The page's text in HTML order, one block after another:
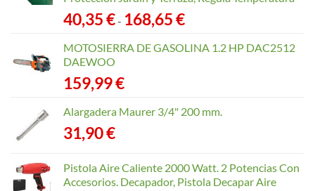
40,35€- 168,65€Rango
precios:
MOTOSIERRA DE GASOLINA 1.2 HP DAC2512
DAEWOO
159,99€
Alargadera Maurer 3/4" 200 mm.
31,90€
Pistola Aire Caliente 2000 Watt. 2 Potencias Con
Accesorios. Decapador, Pistola Decapar Aire